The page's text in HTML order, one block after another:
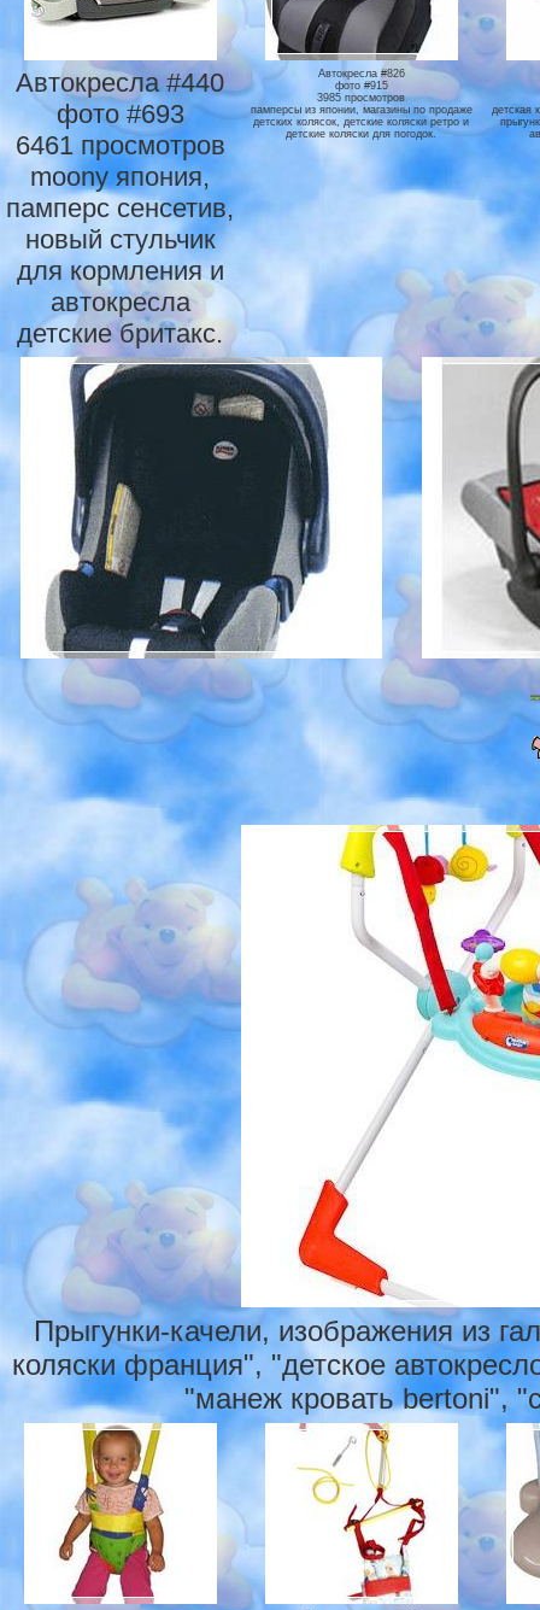
Автокресла #440
фото #693
6461 просмотров
moony япония,
памперс сенсетив,
новый стульчик
для кормления и
автокресла
детские бритакс.
Автокресла #826
фото #915
3985 просмотров
памперсы из японии, магазины по продаже
детских колясок, детские коляски ретро и
детские коляски для погодок.
детская
Прыгунки-качели, изображения из
коляски франция", "детское
"манеж кровать bertoni",